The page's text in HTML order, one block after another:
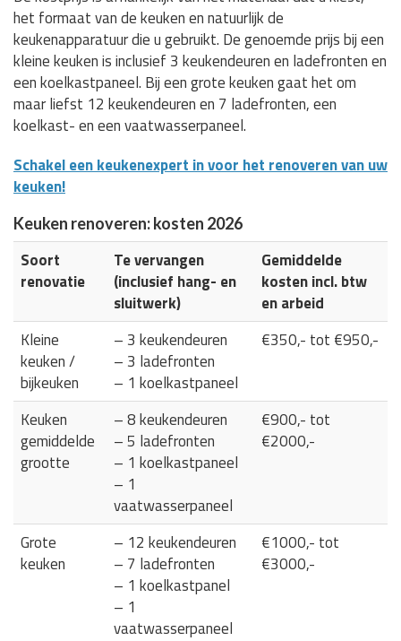
het formaat van de keuken en natuurlijk de
keukenapparatuur die u gebruikt. De genoemde prijs bij een
kleine keuken is inclusief 3 keukendeuren en ladefronten en
een koelkastpaneel. Bij een grote keuken gaat het om
maar liefst 12 keukendeuren en 7 ladefronten, een
koelkast- en een vaatwasserpaneel.
Schakel een keukenexpert in voor het renoveren van uw
keuken!
Keuken renoveren: kosten 2026
Soort
renovatie
Te vervangen
(inclusief hang- en
sluitwerk)
Gemiddelde
kosten incl. btw
en arbeid
Kleine
keuken /
bijkeuken
– 3 keukendeuren
– 3 ladefronten
– 1 koelkastpaneel
€350,- tot €950,-
Keuken
gemiddelde
grootte
– 8 keukendeuren
– 5 ladefronten
– 1 koelkastpaneel
– 1
vaatwasserpaneel
€900,- tot
€2000,-
Grote
keuken
– 12 keukendeuren
– 7 ladefronten
– 1 koelkastpanel
– 1
vaatwasserpaneel
€1000,- tot
€3000,-